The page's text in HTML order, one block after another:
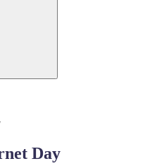
Day